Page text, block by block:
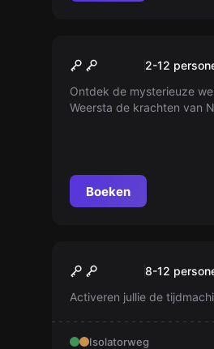
The Inca's
2-12
Ontdek de mysterieuze
Weersta de krachten van
Boeken
Nieuw
De 8-12
Activeren jullie de
Isolatorweg